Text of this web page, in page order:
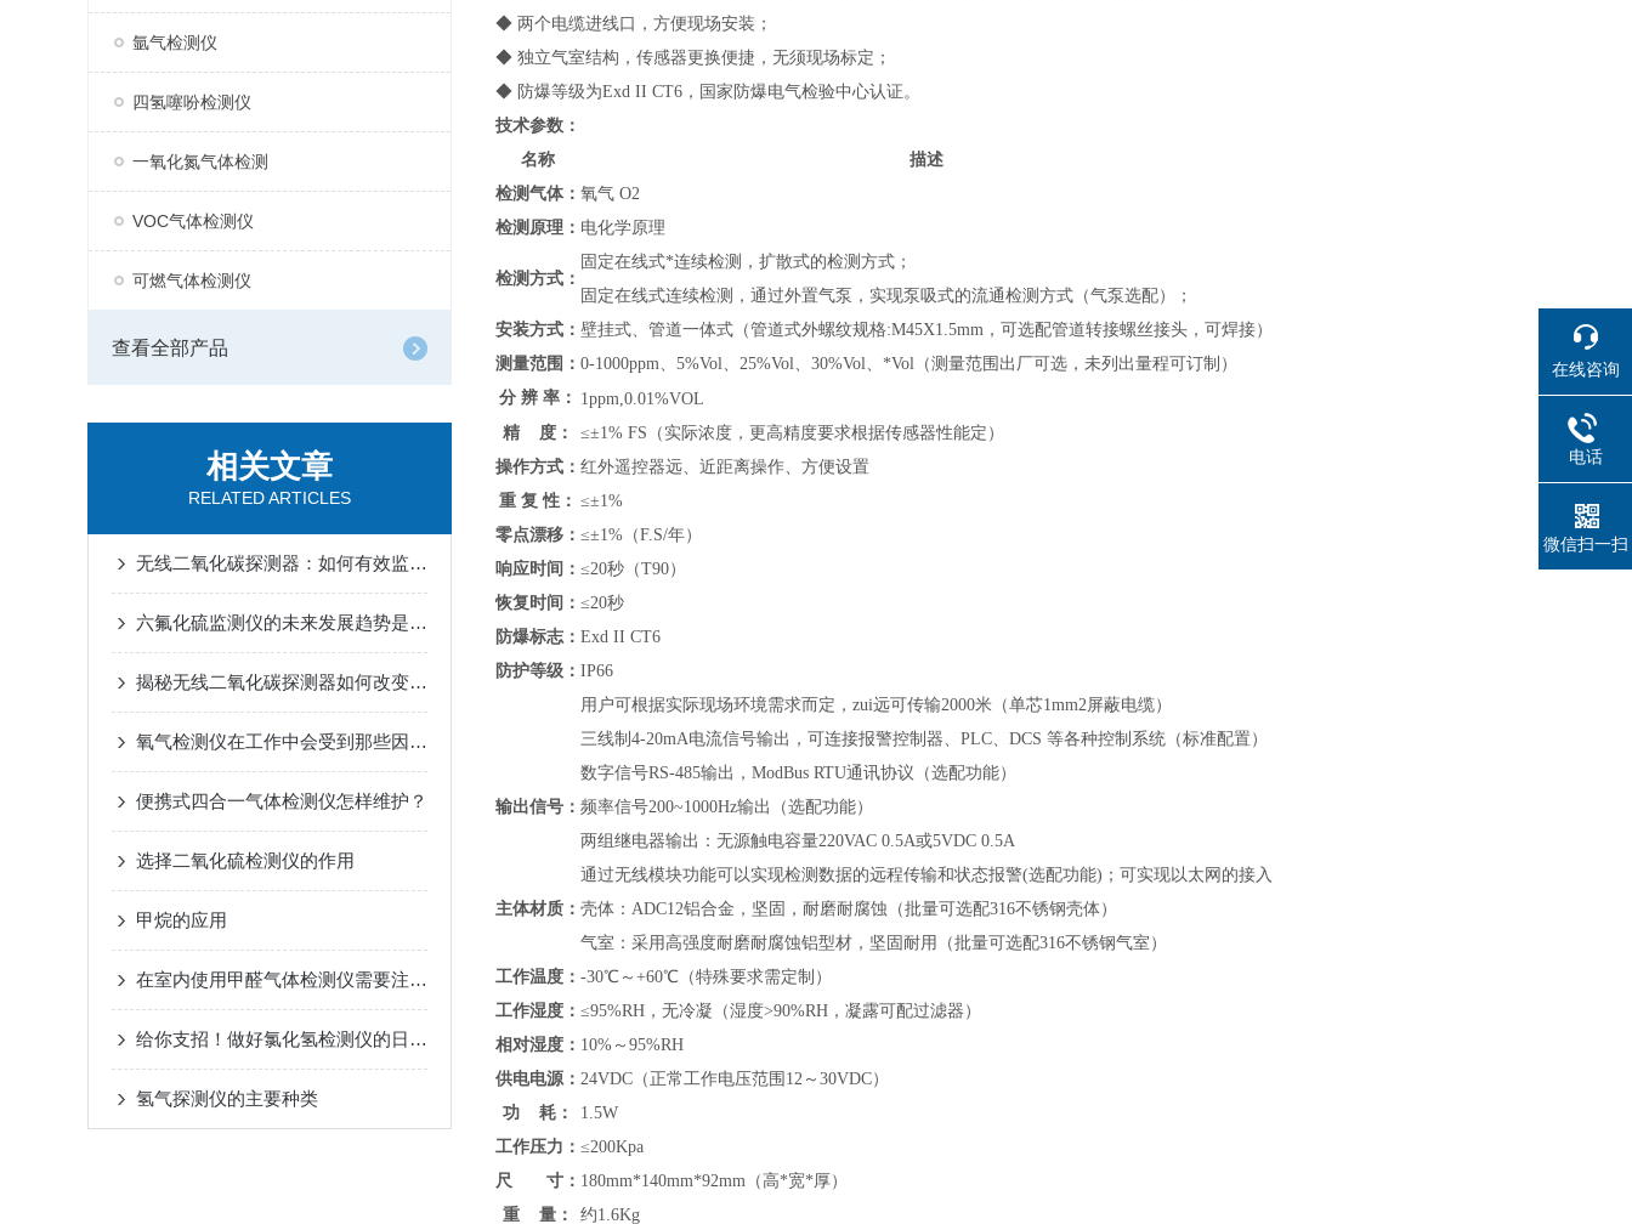
氩气检测仪
四氢噻吩检测仪
一氧化氮气体检测
VOC气体检测仪
可燃气体检测仪
查看全部产品
相关文章
RELATED ARTICLES
无线二氧化碳探测器：如何有效监测室内空气质量？
六氟化硫监测仪的未来发展趋势是什么？
揭秘无线二氧化碳探测器如何改变室内空气质量监控格局
氧气检测仪在工作中会受到那些因素的影响
便携式四合一气体检测仪怎样维护？
选择二氧化硫检测仪的作用
甲烷的应用
在室内使用甲醛气体检测仪需要注意哪些？
给你支招！做好氯化氢检测仪的日常维护
氢气探测仪的主要种类
◆ 两个电缆进线口，方便现场安装；
◆ 独立气室结构，传感器更换便捷，无须现场标定；
◆ 防爆等级为Exd II CT6，国家防爆电气检验中心认证。
技术参数：
名称
描述
检测气体： 氧气 O2
检测原理： 电化学原理
检测方式：
固定在线式*连续检测，扩散式的检测方式；
固定在线式连续检测，通过外置气泵，实现泵吸式的流通检测方式（气泵选配）；
安装方式： 壁挂式、管道一体式（管道式外螺纹规格:M45X1.5mm，可选配管道转接螺丝接头，可焊接）
测量范围： 0-1000ppm、 5%Vol 25%Vol、30%Vol、*Vol （测量范围出厂可选，未列出量程可订制）
分 辨 率： 1ppm,0.01%VOL
精 度：
≤±1% FS（实际浓度，更高精度要求根据传感器性能定）
操作方式： 红外遥控器远、近距离操作、方便设置
重 复 性： ≤±1%
零点漂移： ≤±1%（F.S/年）
响应时间： ≤20秒（T90）
恢复时间： ≤20秒
防爆标志： Exd II CT6
防护等级： IP66
输出信号：
用户可根据实际现场环境需求而定，zui远可传输2000米（单芯1mm2屏蔽电缆）
三线制4-20mA电流信号输出，可连接报警控制器、PLC、DCS 等各种控制系统（标准配置）
数字信号RS-485输出， ModBus RTU通讯协议 （选配功能）
频率信号200~1000Hz输出（选配功能）
两组继电器输出：无源触电容量220VAC 0.5A或5VDC 0.5A
通过无线模块功能可以实现检测数据的远程传输和状态报警(选配功能)；可实现以太网的接入
主体材质： 壳体：ADC12铝合金，坚固，耐磨耐腐蚀（批量可选配316不锈钢壳体）
气室：采用高强度耐磨耐腐蚀铝型材，坚固耐用（批量可选配316不锈钢气室）
工作温度： -30℃～+60℃（特殊要求需定制）
工作湿度： ≤95%RH，无冷凝（湿度>90%RH，凝露可配过滤器）
相对湿度： 10%～95%RH
供电电源： 24VDC（正常工作电压范围12～30VDC）
功 耗：
1.5W
工作压力： ≤200Kpa
尺 寸： 180mm*140mm*92mm（高*宽*厚）
重 量：
约1.6Kg
在线咨询
电话
微信扫一扫